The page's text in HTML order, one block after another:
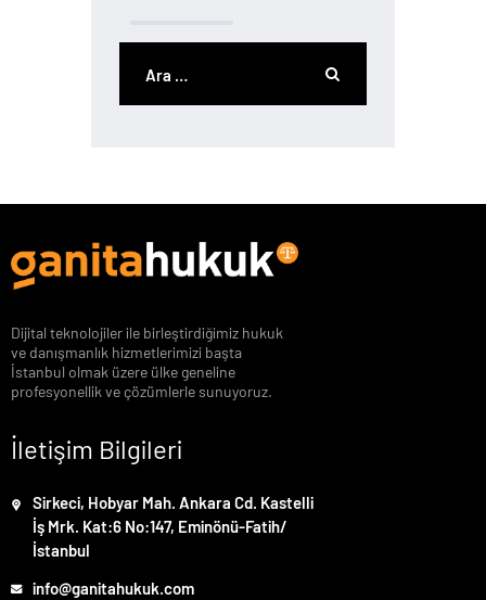
Dijital teknolojiler ile birleştirdiğimiz hukuk
ve danışmanlık hizmetlerimizi başta
İstanbul olmak üzere ülke geneline
profesyonellik ve çözümlerle sunuyoruz.
İletişim Bilgileri
Sirkeci, Hobyar Mah. Ankara Cd. Kastelli
İş Mrk. Kat:6 No:147, Eminönü-Fatih/
İstanbul
info@ganitahukuk.com